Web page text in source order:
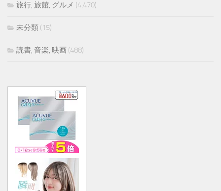
旅行, 旅館, グルメ (4,470)
未分類 (15)
読書, 音楽, 映画 (488)